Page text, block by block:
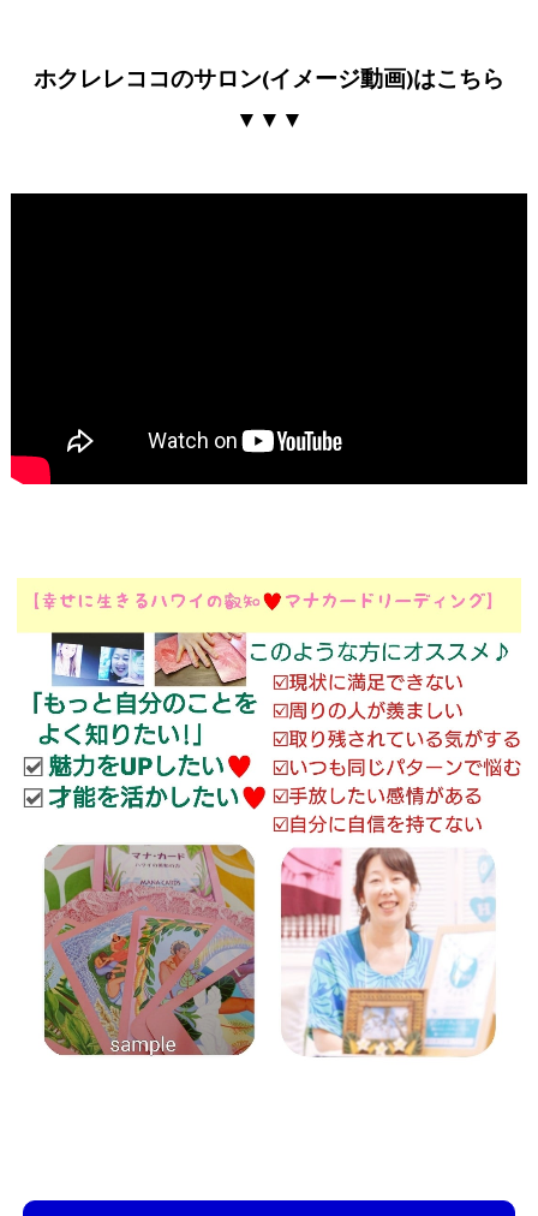
ホクレレココのサロン(イメージ動画)はこちら
▼▼▼